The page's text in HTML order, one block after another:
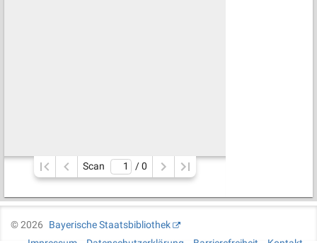
Scan / 0
©2026
Bayerische Staatsbibliothek